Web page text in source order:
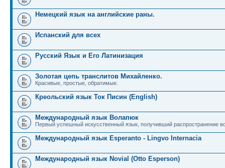
Немецкий язык на английские раны.
Испанский для всех
Русский Язык и Его Латинизация
Золотая цепь транслитов Михайленко.
Красивые, простые, обратимые.
Креольский язык Ток Писин (English)
Международный язык Волапюк
Первый успешный искусственный язык, получивший распространение
Международный язык Esperanto - Lingvo Internacia
Международный язык Novial (Otto Esperson)